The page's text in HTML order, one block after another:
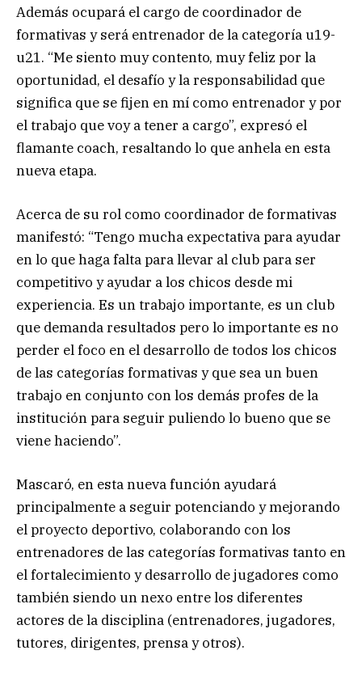
Además ocupará el cargo de coordinador de
formativas y será entrenador de la categoría u19-
u21. “Me siento muy contento, muy feliz por la
oportunidad, el desafío y la responsabilidad que
significa que se fijen en mí como entrenador y por
el trabajo que voy a tener a cargo”, expresó el
flamante coach, resaltando lo que anhela en esta
nueva etapa.
Acerca de su rol como coordinador de formativas
manifestó: “Tengo mucha expectativa para ayudar
en lo que haga falta para llevar al club para ser
competitivo y ayudar a los chicos desde mi
experiencia. Es un trabajo importante, es un club
que demanda resultados pero lo importante es no
perder el foco en el desarrollo de todos los chicos
de las categorías formativas y que sea un buen
trabajo en conjunto con los demás profes de la
institución para seguir puliendo lo bueno que se
viene haciendo”.
Mascaró, en esta nueva función ayudará
principalmente a seguir potenciando y mejorando
el proyecto deportivo, colaborando con los
entrenadores de las categorías formativas tanto en
el fortalecimiento y desarrollo de jugadores como
también siendo un nexo entre los diferentes
actores de la disciplina (entrenadores, jugadores,
tutores, dirigentes, prensa y otros).